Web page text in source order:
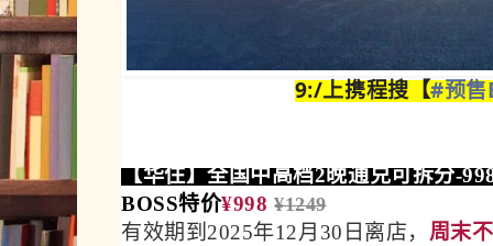
9:/上携程搜【#预
【华住】全国中高档2晚通兑可拆分-
BOSS特价¥998 ¥1249
有效期到2025年12月30日离店， 周末